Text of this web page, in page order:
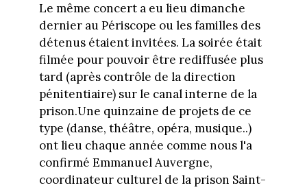
Le même concert a eu lieu dimanche
dernier au Périscope ou les familles des
détenus étaient invitées. La soirée était
filmée pour pouvoir être rediffusée plus
tard (après contrôle de la direction
pénitentiaire) sur le canal interne de la
prison.Une quinzaine de projets de ce
type (danse, théâtre, opéra, musique..)
ont lieu chaque année comme nous l'a
confirmé Emmanuel Auvergne,
coordinateur culturel de la prison Saint-